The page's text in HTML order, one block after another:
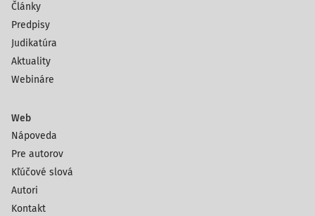
Články
Predpisy
Judikatúra
Aktuality
Webináre
Web
Nápoveda
Pre autorov
Kľúčové slová
Autori
Kontakt